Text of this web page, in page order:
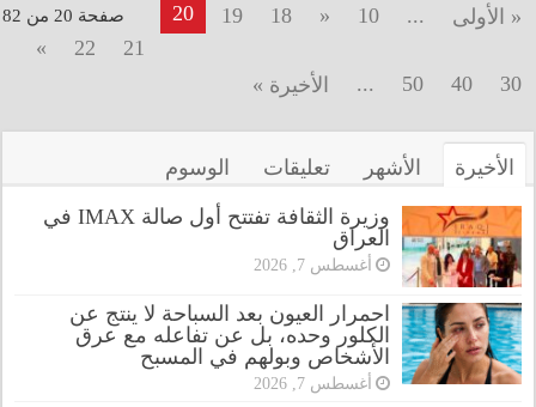
صفحة 20 من 82 « الأولى ...
10
«
18
19
20
21
22
»
30
40
50
... الأخيرة »
الأخيرة الأشهر تعليقات الوسوم
وزيرة الثقافة تفتتح أول صالة IMAX في
العراق
أغسطس 7, 2026
احمرار العيون بعد السباحة لا ينتج عن
الكلور وحده، بل عن تفاعله مع عرق
الأشخاص وبولهم في المسبح
أغسطس 7, 2026